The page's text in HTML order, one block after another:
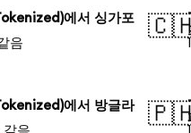
에서 싱가포
음
에서 방글라